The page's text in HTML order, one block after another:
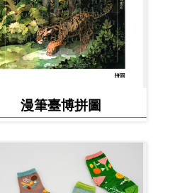
漫筆臺博拼圖